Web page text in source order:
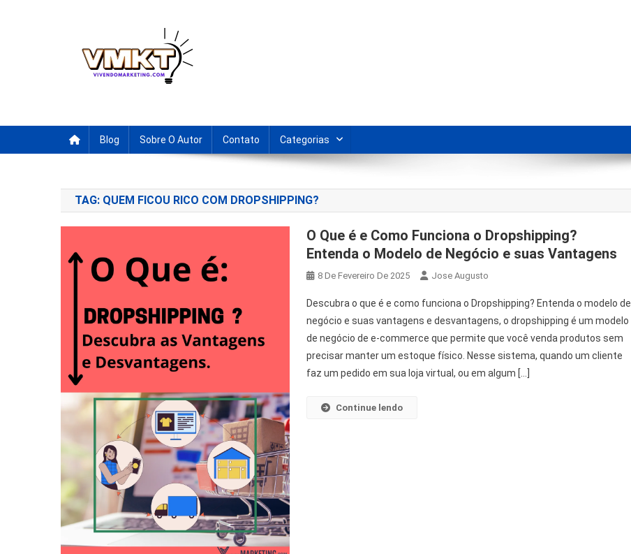
Blog Sobre O Autor Contato Categorias
TAG: QUEM FICOU RICO COM DROPSHIPPING?
O Que é e Como Funciona o Dropshipping?
Entenda o Modelo de Negócio e suas Vantagens
8 De Fevereiro De 2025 Jose Augusto
Descubra o que é e como funciona o Dropshipping? Entenda o modelo de
negócio e suas vantagens e desvantagens, o dropshipping é um modelo
de negócio de e-commerce que permite que você venda produtos sem
precisar manter um estoque físico. Nesse sistema, quando um cliente
faz um pedido em sua loja virtual, ou em algum […]
Continue lendo